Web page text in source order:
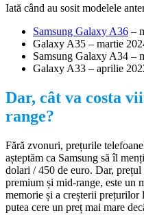
Iată când au sosit modelele
Samsung Galaxy A36 –
Galaxy A35 – martie
Samsung Galaxy A34 –
Galaxy A33 – aprilie
Dar, cât va costa
range?
Fără zvonuri, prețurile
așteptăm ca Samsung să îl
dolari / 450 de euro. Dar,
premium și mid-range, este un
memorie și a creșterii prețurilor
putea cere un preț mai mare